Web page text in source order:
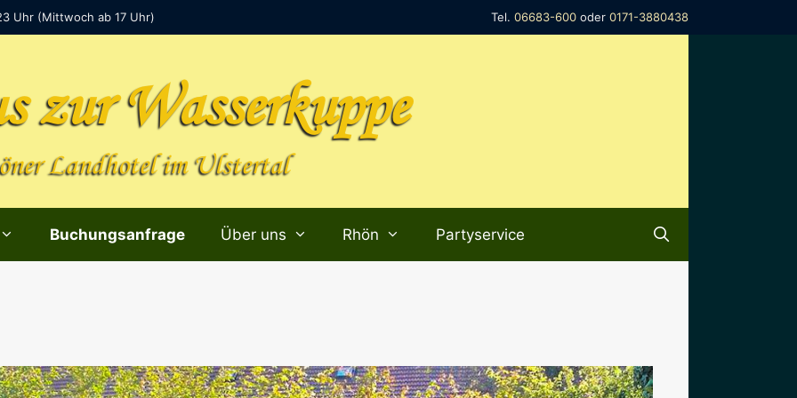
Tel. 06683-600 oder 0171-3880438
Uhr (Mittwoch ab 17 Uhr)
zur Wasserkuppe
Landhotel im Ulstertal
Buchungsanfrage Über uns Rhön Partyservice